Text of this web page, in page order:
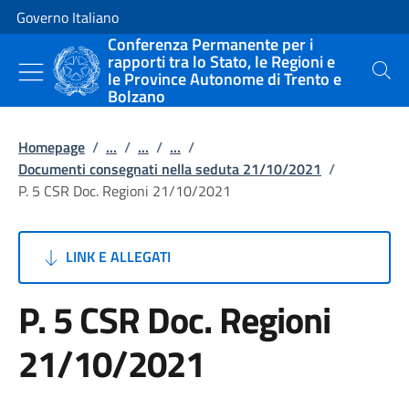
Vai al contenuto
Vai alla navigazione del sito
Governo Italiano
Conferenza Permanente per i
rapporti tra lo Stato, le Regioni e
le Province Autonome di Trento e
Bolzano
Cerca
Homepage / ... / ... / ... /
Documenti consegnati nella seduta 21/10/2021 /
P. 5 CSR Doc. Regioni 21/10/2021
LINK E ALLEGATI
P. 5 CSR Doc. Regioni
21/10/2021